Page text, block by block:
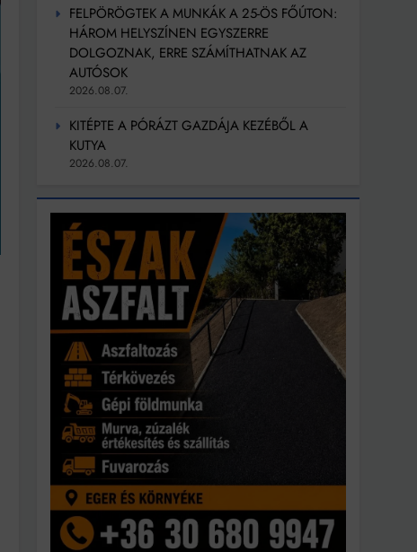
FELPÖRÖGTEK A MUNKÁK A 25-ÖS FŐÚTON:
HÁROM HELYSZÍNEN EGYSZERRE
DOLGOZNAK, ERRE SZÁMÍTHATNAK AZ
AUTÓSOK
2026.08.07.
KITÉPTE A PÓRÁZT GAZDÁJA KEZÉBŐL A
KUTYA
2026.08.07.